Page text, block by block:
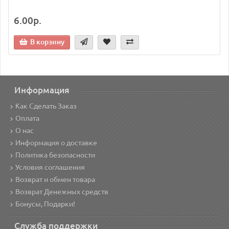
6.00р.
В корзину
Информация
Как Сделать Заказ
Оплата
О нас
Информация о доставке
Политика безопасности
Условия соглашения
Возврат и обмен товара
Возврат Денежных средств
Бонусы, Подарки!
Служба поддержки